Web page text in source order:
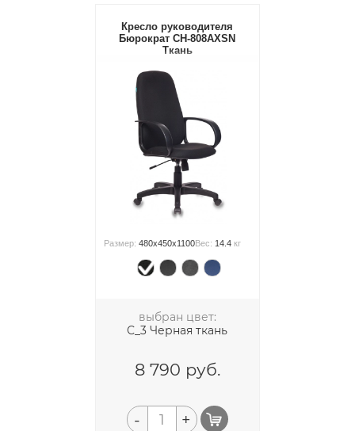
Кресло руководителя
Бюрократ CH-808AXSN
Ткань
Размер:480x450x1100Вес: 14.4 кг
выбран цвет:
С_3 Черная ткань
8 790 руб.
- +